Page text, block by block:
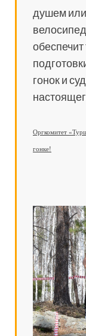
душем или
гонок и
Оргкомитет
гонке!